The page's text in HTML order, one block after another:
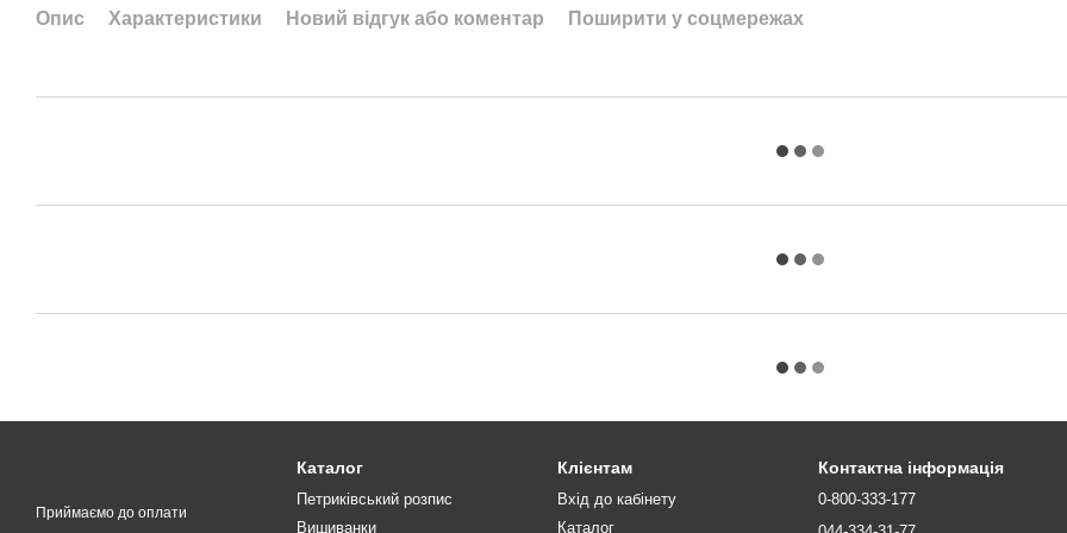
Опис Характеристики Новий відгук або коментар Поширити у соцмережах
Приймаємо до оплати
Каталог
Петриківський розпис
Вишиванки
Клієнтам
Вхід до кабінету
Каталог
Контактна інформація
0-800-333-177